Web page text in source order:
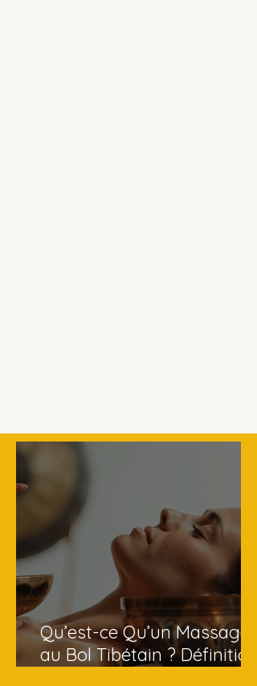
Qu’est-ce Qu’un Massage
au Bol Tibétain ? Définition,